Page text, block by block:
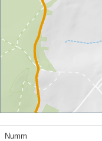
Numm